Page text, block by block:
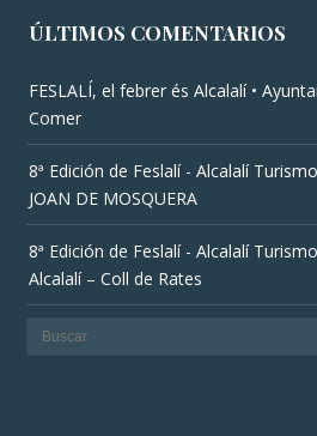
ÚLTIMOS COMENTARIOS
FESLALÍ, el febrer és Alcalalí •
Comer
8ª Edición de Feslalí - Alcalalí Turismo
JOAN DE MOSQUERA
8ª Edición de Feslalí - Alcalalí Turismo
Alcalalí – Coll de Rates